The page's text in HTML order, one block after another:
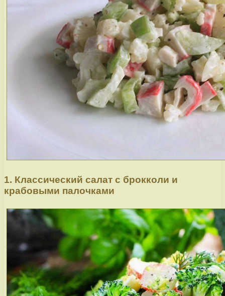
1. Классический салат с брокколи и
крабовыми палочками